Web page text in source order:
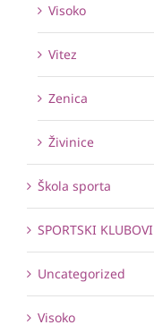
Visoko
Vitez
Zenica
Živinice
Škola sporta
SPORTSKI KLUBOVI
Uncategorized
Visoko